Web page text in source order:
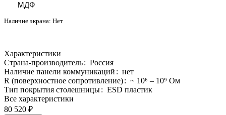
МДФ
Наличие экрана: Нет
Характеристики
Страна-производитель: Россия
Наличие панели коммуникаций : нет
R (поверхностное сопротивление): ~ 10⁶ – 10⁹ Ом
Тип покрытия столешницы: ESD пластик
Все характеристики
80 520 ₽